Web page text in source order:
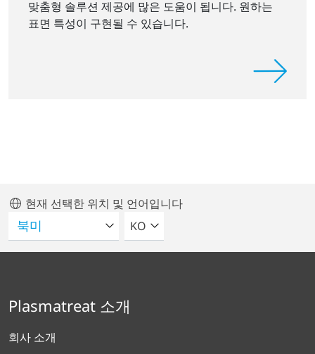
맞춤형 솔루션 제공에 많은 도움이 됩니다. 원하는
표면 특성이 구현될 수 있습니다.
현재 선택한 위치 및 언어입니다
언어를 선택해주세요
KO
Plasmatreat 소개
회사 소개